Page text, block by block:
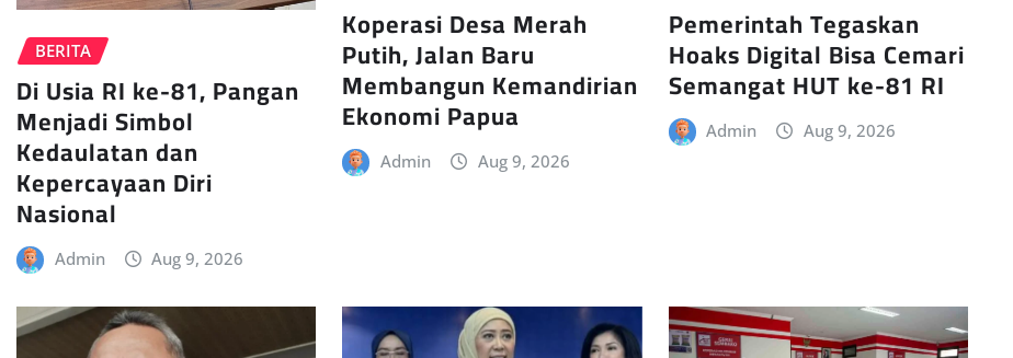
BERITA
Di Usia RI ke-81, Pangan
Menjadi Simbol
Kedaulatan dan
Kepercayaan Diri
Nasional
Admin Aug 9, 2026
Koperasi Desa Merah
Putih, Jalan Baru
Membangun Kemandirian
Ekonomi Papua
Admin Aug 9, 2026
Pemerintah Tegaskan
Hoaks Digital Bisa Cemari
Semangat HUT ke-81 RI
Admin Aug 9, 2026